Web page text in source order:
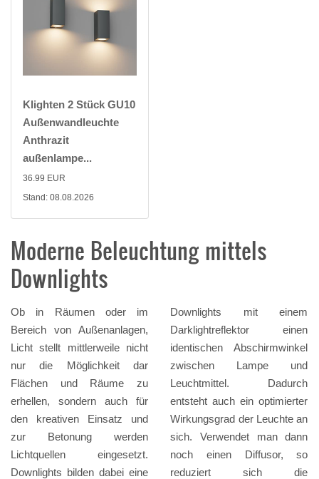
Klighten 2 Stück GU10
Außenwandleuchte
Anthrazit
außenlampe...
36.99 EUR
Stand: 08.08.2026
Moderne Beleuchtung mittels
Downlights
Ob in Räumen oder im
Bereich von Außenanlagen,
Licht stellt mittlerweile nicht
nur die Möglichkeit dar
Flächen und Räume zu
erhellen, sondern auch für
den kreativen Einsatz und
zur Betonung werden
Lichtquellen eingesetzt.
Downlights bilden dabei eine
Downlights mit einem
Darklightreflektor einen
identischen Abschirmwinkel
zwischen Lampe und
Leuchtmittel. Dadurch
entsteht auch ein optimierter
Wirkungsgrad der Leuchte an
sich. Verwendet man dann
noch einen Diffusor, so
reduziert sich die